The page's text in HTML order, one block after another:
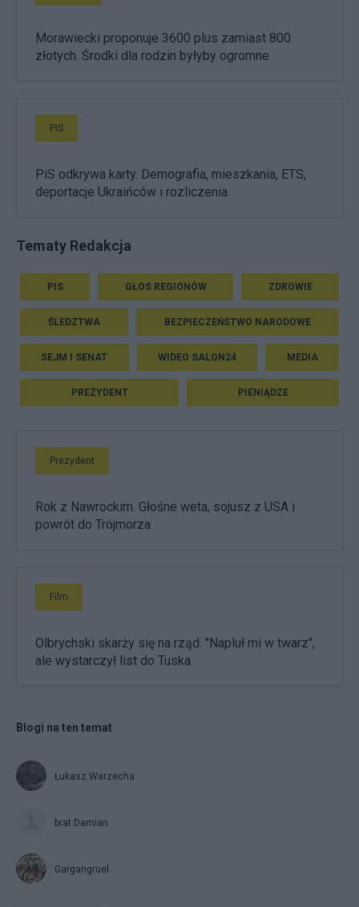
Morawiecki proponuje 3600 plus zamiast 800
złotych. Środki dla rodzin byłyby ogromne
PiS
PiS odkrywa karty. Demografia, mieszkania, ETS,
deportacje Ukraińców i rozliczenia
Tematy Redakcja
PIS GŁOS REGIONÓW ZDROWIE
ŚLEDZTWA BEZPIECZEŃSTWO NARODOWE
SEJM I SENAT WIDEO SALON24 MEDIA
PREZYDENT PIENIĄDZE
Prezydent
Rok z Nawrockim. Głośne weta, sojusz z USA i
powrót do Trójmorza
Film
Olbrychski skarży się na rząd. "Napluł mi w twarz",
ale wystarczył list do Tuska
Blogi na ten temat
Łukasz Warzecha
brat Damian
Gargangruel